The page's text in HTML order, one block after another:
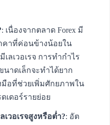
: เนื่องจากตลาด Forex มี
คาที่ค่อนข้างน้อยใน
ลเวอเรจ การทำกำไร
าดเล็กจะทำได้ยาก
งมือที่ช่วยเพิ่มศักยภาพใน
เดอร์รายย่อย
เวอเรจสูงหรือต่ำ?: อัต